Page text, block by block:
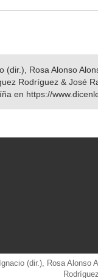
(dir.), Rosa Alonso
Rodríguez & José
en https://
(dir.), Rosa Alonso